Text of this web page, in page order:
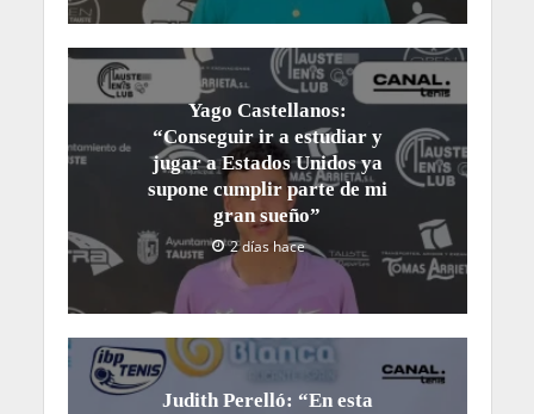
Yago Castellanos:
“Conseguir ir a estudiar y
jugar a Estados Unidos ya
supone cumplir parte de mi
gran sueño”
2 días hace
Judith Perelló: “En esta